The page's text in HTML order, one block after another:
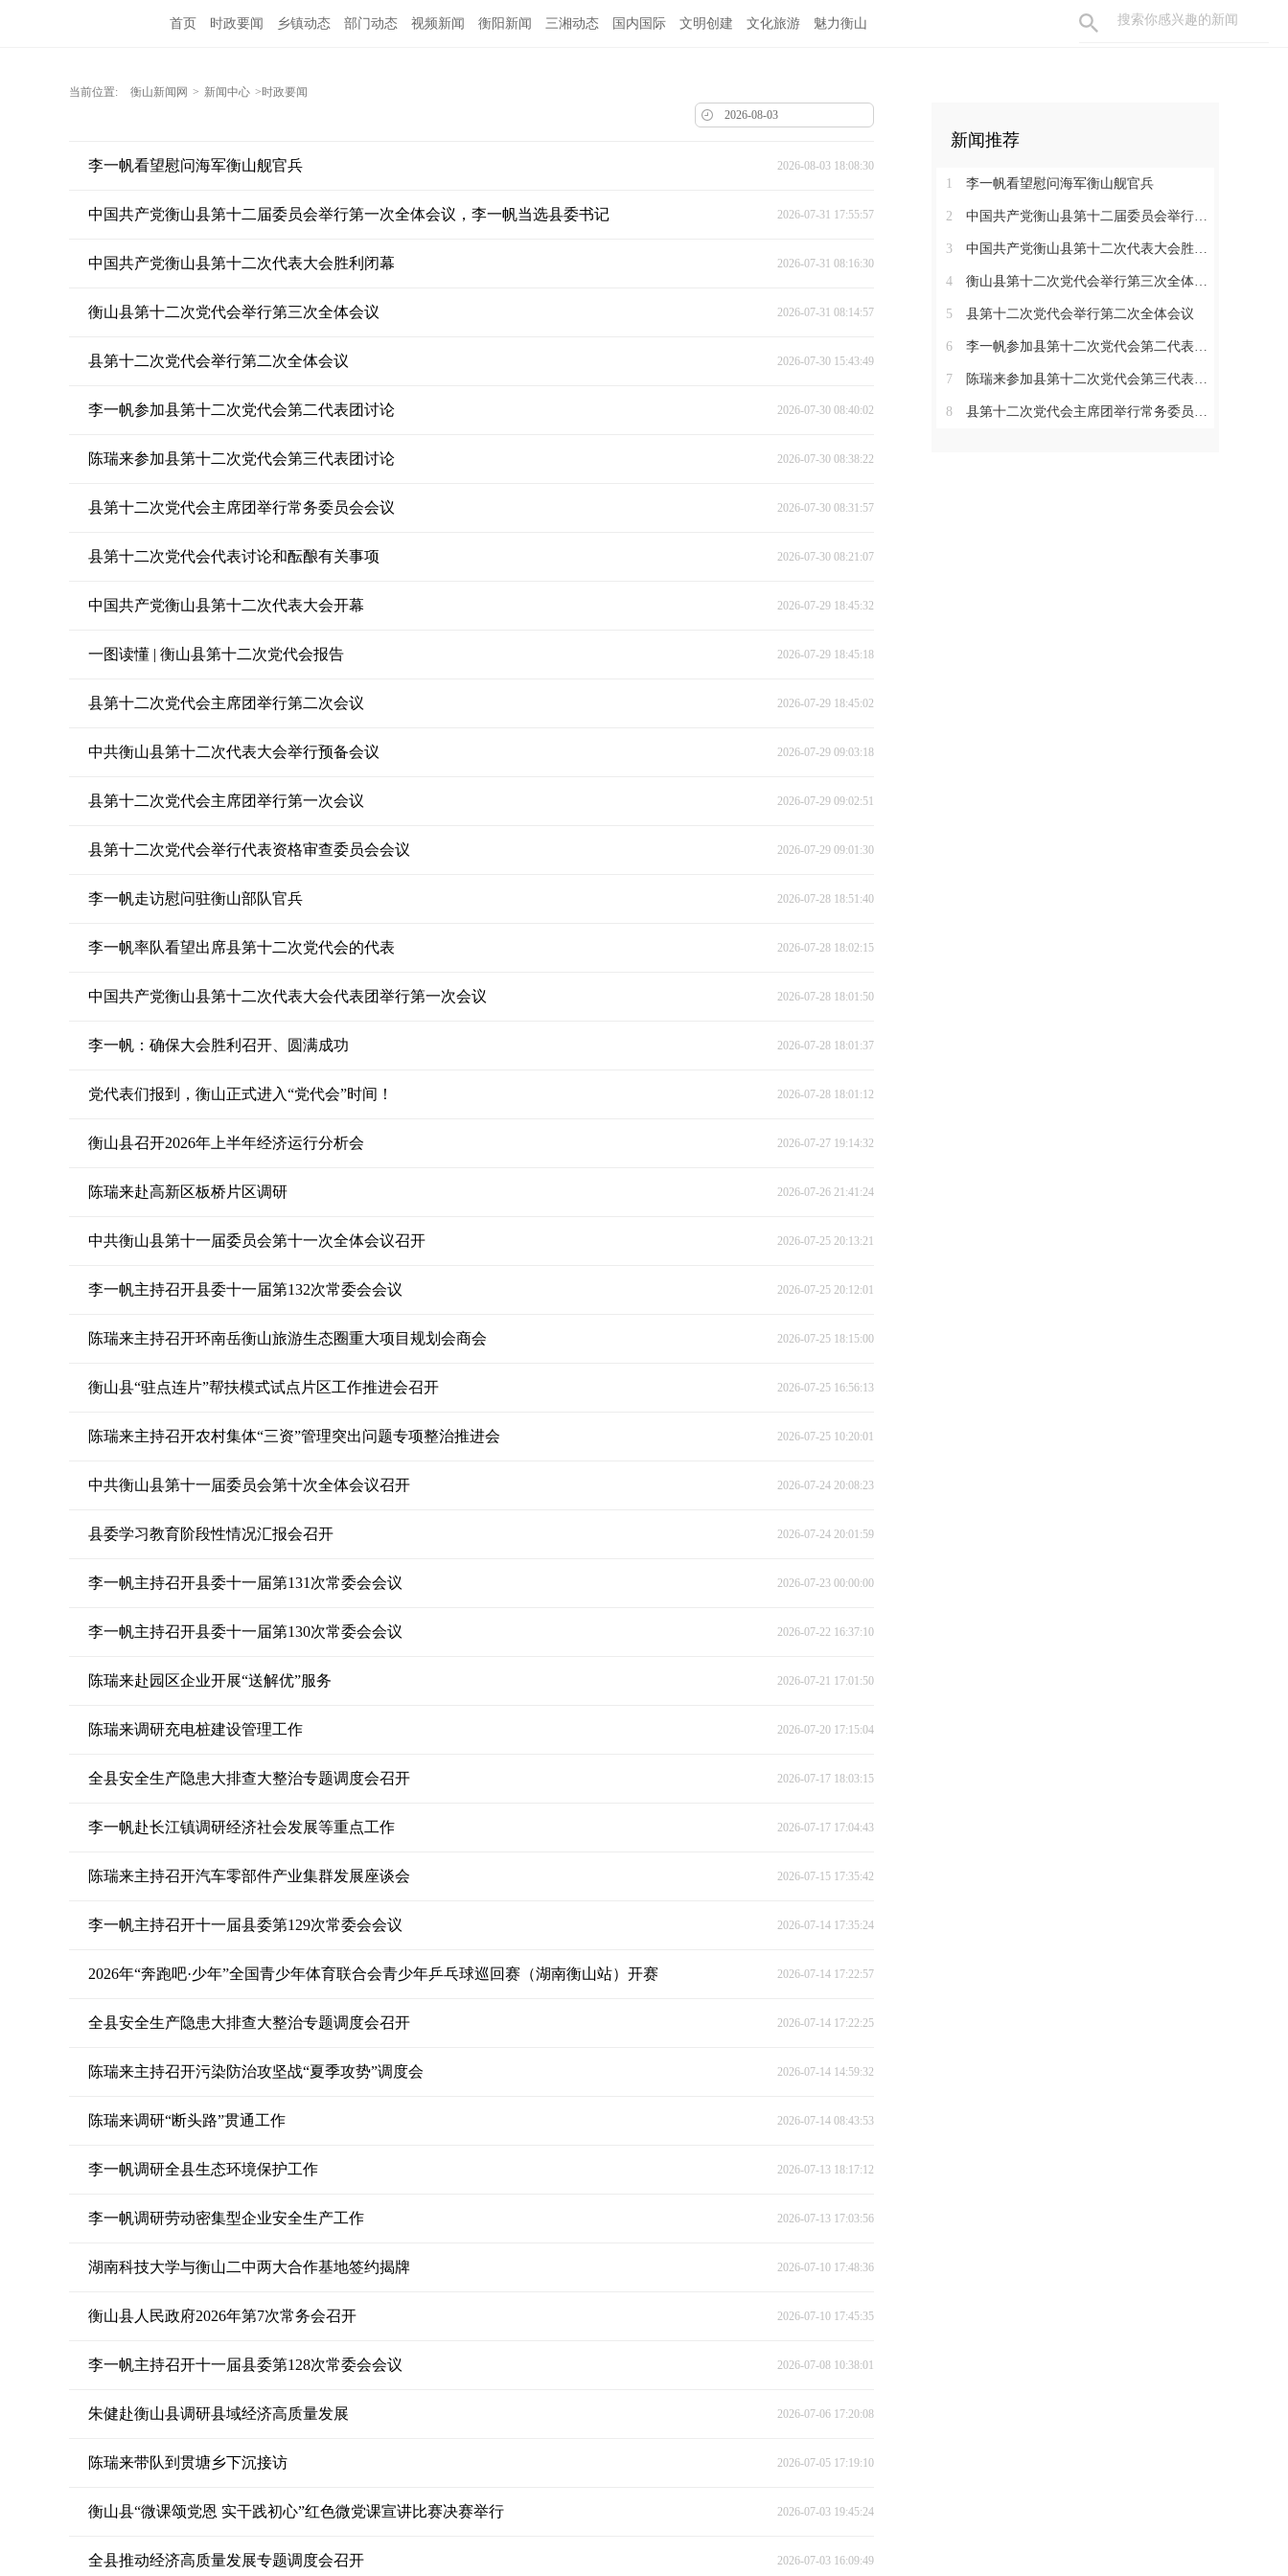
首页 时政要闻 乡镇动态 部门动态 视频新闻 衡阳新闻 三湘动态 国内国际 文明创建 文化旅游 魅力衡山
当前位置: 衡山新闻网 > 新闻中心 >时政要闻
李一帆看望慰问海军衡山舰官兵 2026-08-03 18:08:30
中国共产党衡山县第十二届委员会举行第一次全体会议，李一帆当选县委书记 2026-07-31 17:55:57
中国共产党衡山县第十二次代表大会胜利闭幕 2026-07-31 08:16:30
衡山县第十二次党代会举行第三次全体会议 2026-07-31 08:14:57
县第十二次党代会举行第二次全体会议 2026-07-30 15:43:49
李一帆参加县第十二次党代会第二代表团讨论 2026-07-30 08:40:02
陈瑞来参加县第十二次党代会第三代表团讨论 2026-07-30 08:38:22
县第十二次党代会主席团举行常务委员会会议 2026-07-30 08:31:57
县第十二次党代会代表讨论和酝酿有关事项 2026-07-30 08:21:07
中国共产党衡山县第十二次代表大会开幕 2026-07-29 18:45:32
一图读懂 | 衡山县第十二次党代会报告 2026-07-29 18:45:18
县第十二次党代会主席团举行第二次会议 2026-07-29 18:45:02
中共衡山县第十二次代表大会举行预备会议 2026-07-29 09:03:18
县第十二次党代会主席团举行第一次会议 2026-07-29 09:02:51
县第十二次党代会举行代表资格审查委员会会议 2026-07-29 09:01:30
李一帆走访慰问驻衡山部队官兵 2026-07-28 18:51:40
李一帆率队看望出席县第十二次党代会的代表 2026-07-28 18:02:15
中国共产党衡山县第十二次代表大会代表团举行第一次会议 2026-07-28 18:01:50
李一帆：确保大会胜利召开、圆满成功 2026-07-28 18:01:37
党代表们报到，衡山正式进入“党代会”时间！ 2026-07-28 18:01:12
衡山县召开2026年上半年经济运行分析会 2026-07-27 19:14:32
陈瑞来赴高新区板桥片区调研 2026-07-26 21:41:24
中共衡山县第十一届委员会第十一次全体会议召开 2026-07-25 20:13:21
李一帆主持召开县委十一届第132次常委会会议 2026-07-25 20:12:01
陈瑞来主持召开环南岳衡山旅游生态圈重大项目规划会商会 2026-07-25 18:15:00
衡山县“驻点连片”帮扶模式试点片区工作推进会召开 2026-07-25 16:56:13
陈瑞来主持召开农村集体“三资”管理突出问题专项整治推进会 2026-07-25 10:20:01
中共衡山县第十一届委员会第十次全体会议召开 2026-07-24 20:08:23
县委学习教育阶段性情况汇报会召开 2026-07-24 20:01:59
李一帆主持召开县委十一届第131次常委会会议 2026-07-23 00:00:00
李一帆主持召开县委十一届第130次常委会会议 2026-07-22 16:37:10
陈瑞来赴园区企业开展“送解优”服务 2026-07-21 17:01:50
陈瑞来调研充电桩建设管理工作 2026-07-20 17:15:04
全县安全生产隐患大排查大整治专题调度会召开 2026-07-17 18:03:15
李一帆赴长江镇调研经济社会发展等重点工作 2026-07-17 17:04:43
陈瑞来主持召开汽车零部件产业集群发展座谈会 2026-07-15 17:35:42
李一帆主持召开十一届县委第129次常委会会议 2026-07-14 17:35:24
2026年“奔跑吧·少年”全国青少年体育联合会青少年乒乓球巡回赛（湖南衡山站）开赛 2026-07-14 17:22:57
全县安全生产隐患大排查大整治专题调度会召开 2026-07-14 17:22:25
陈瑞来主持召开污染防治攻坚战“夏季攻势”调度会 2026-07-14 14:59:32
陈瑞来调研“断头路”贯通工作 2026-07-14 08:43:53
李一帆调研全县生态环境保护工作 2026-07-13 18:17:12
李一帆调研劳动密集型企业安全生产工作 2026-07-13 17:03:56
湖南科技大学与衡山二中两大合作基地签约揭牌 2026-07-10 17:48:36
衡山县人民政府2026年第7次常务会召开 2026-07-10 17:45:35
李一帆主持召开十一届县委第128次常委会会议 2026-07-08 10:38:01
朱健赴衡山县调研县域经济高质量发展 2026-07-06 17:20:08
陈瑞来带队到贯塘乡下沉接访 2026-07-05 17:19:10
衡山县“微课颂党恩 实干践初心”红色微党课宣讲比赛决赛举行 2026-07-03 19:45:24
全县推动经济高质量发展专题调度会召开 2026-07-03 16:09:49
新闻推荐
1 李一帆看望慰问海军衡山舰官兵
2 中国共产党衡山县第十二届委员会举行第一次全体会议，李一帆当选县委书记
3 中国共产党衡山县第十二次代表大会胜利闭幕
4 衡山县第十二次党代会举行第三次全体会议
5 县第十二次党代会举行第二次全体会议
6 李一帆参加县第十二次党代会第二代表团讨论
7 陈瑞来参加县第十二次党代会第三代表团讨论
8 县第十二次党代会主席团举行常务委员会会议